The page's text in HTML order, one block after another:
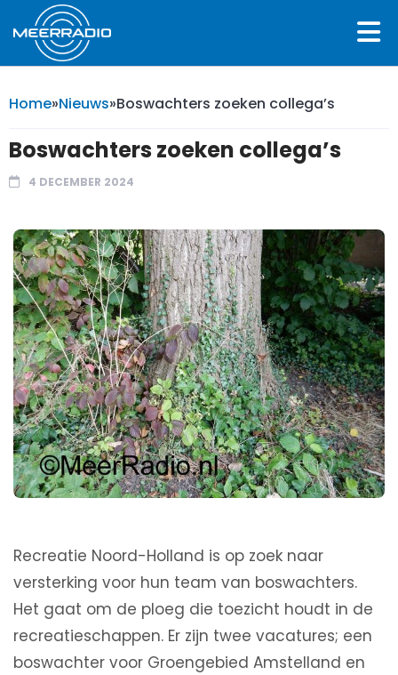
Home»Nieuws»Boswachters zoeken collega’s
Boswachters zoeken collega’s
4 DECEMBER 2024
Recreatie Noord-Holland is op zoek naar
versterking voor hun team van boswachters.
Het gaat om de ploeg die toezicht houdt in de
recreatieschappen. Er zijn twee vacatures; een
boswachter voor Groengebied Amstelland en